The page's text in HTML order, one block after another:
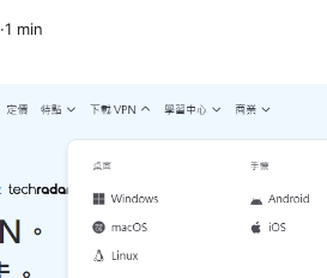
·1 min